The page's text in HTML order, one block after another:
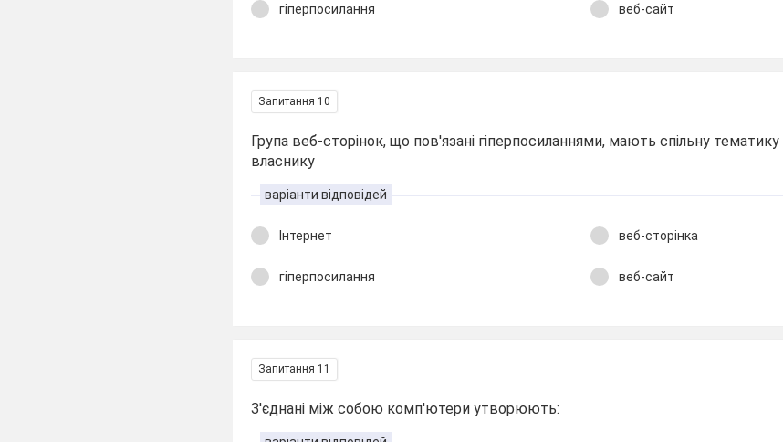
гіперпосилання веб-сайт
Запитання 10
Група веб-сторінок, що пов'язані гіперпосиланнями, мають спільну
власнику
варіанти відповідей
Інтернет веб-сторінка
гіперпосилання веб-сайт
Запитання 11
З'єднані між собою комп'ютери утворюють: